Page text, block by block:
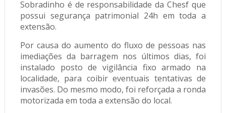
Sobradinho é de responsabilidade da Chesf que
possui segurança patrimonial 24h em toda a
extensão.
Por causa do aumento do fluxo de pessoas nas
imediações da barragem nos últimos dias, foi
instalado posto de vigilância fixo armado na
localidade, para coibir eventuais tentativas de
invasões. Do mesmo modo, foi reforçada a ronda
motorizada em toda a extensão do local.